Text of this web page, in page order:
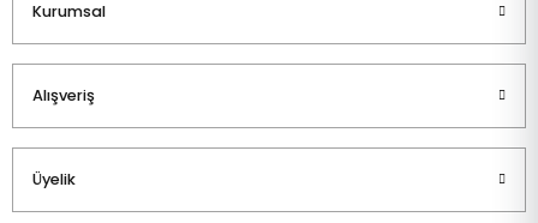
Kurumsal
Alışveriş
Üyelik